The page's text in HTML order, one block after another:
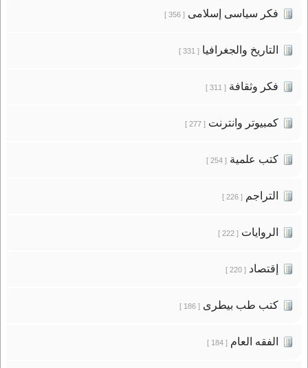
فكر سياسى إسلامى[ 356 ]
التاريخ والجغرافيا[ 331 ]
فكر وثقافة[ 311 ]
كمبيوتر وانترنت[ 277 ]
كتب علمية[ 254 ]
التراجم[ 226 ]
الروايات[ 222 ]
إقتصاد[ 220 ]
كتب طب بيطرى[ 186 ]
الفقه العام[ 184 ]